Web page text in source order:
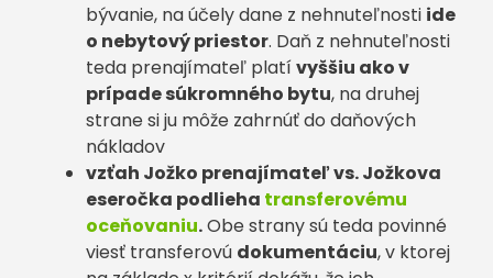
bývanie, na účely dane z nehnuteľnosti ide
o nebytový priestor. Daň z nehnuteľnosti
teda prenajímateľ platívyššiu ako v
prípade súkromného bytu, na druhej
strane si ju môže zahrnúť do daňových
nákladov
vzťah Jožko prenajímateľ vs. Jožkova
eseročka podlieha transferovému
oceňovaniu.Obe strany sú teda povinné
viesť transferovú dokumentáciu, v ktorej